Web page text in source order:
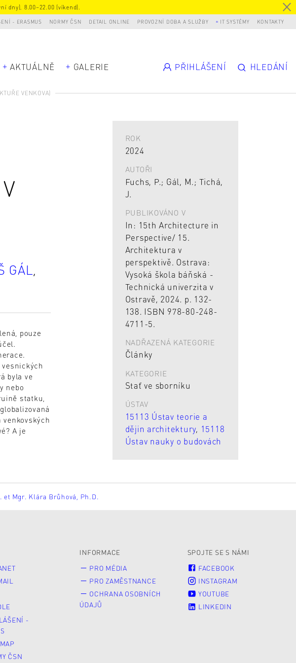
dny), 8.00–22.00 (víkend).
- ERASMUS NORMY ČSN DETAIL ONLINE PROVOZNÍ DOBA A SLUŽBY IT SYSTÉMY KONTAKTY
AKTUÁLNĚ GALERIE PŘIHLÁŠENÍ HLEDÁNÍ
VENKOVA)
GÁL,
pouze
byla ve
nebo
statku,
A je
ROK
2024
AUTOŘI
Fuchs, P.; Gál, M.; Tichá,
J.
PUBLIKOVÁNO V
In: 15th Architecture in
Perspective/ 15.
Architektura v
perspektivě. Ostrava:
Vysoká škola báňská -
Technická univerzita v
Ostravě, 2024. p. 132-
138. ISBN 978-80-248-
4711-5.
NADŘAZENÁ KATEGORIE
Články
KATEGORIE
Stať ve sborníku
ÚSTAV
15113 Ústav teorie a
dějin architektury, 15118
Ústav nauky o budovách
et Mgr. Klára Brůhová, Ph.D.
-
ČSN
INFORMACE
PRO MÉDIA
PRO ZAMĚSTNANCE
OCHRANA OSOBNÍCH
ÚDAJŮ
SPOJTE SE S NÁMI
FACEBOOK
INSTAGRAM
YOUTUBE
LINKEDIN